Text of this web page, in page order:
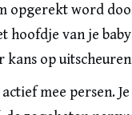
opgerekt word
hoofdje van je
kans op
mee persen.